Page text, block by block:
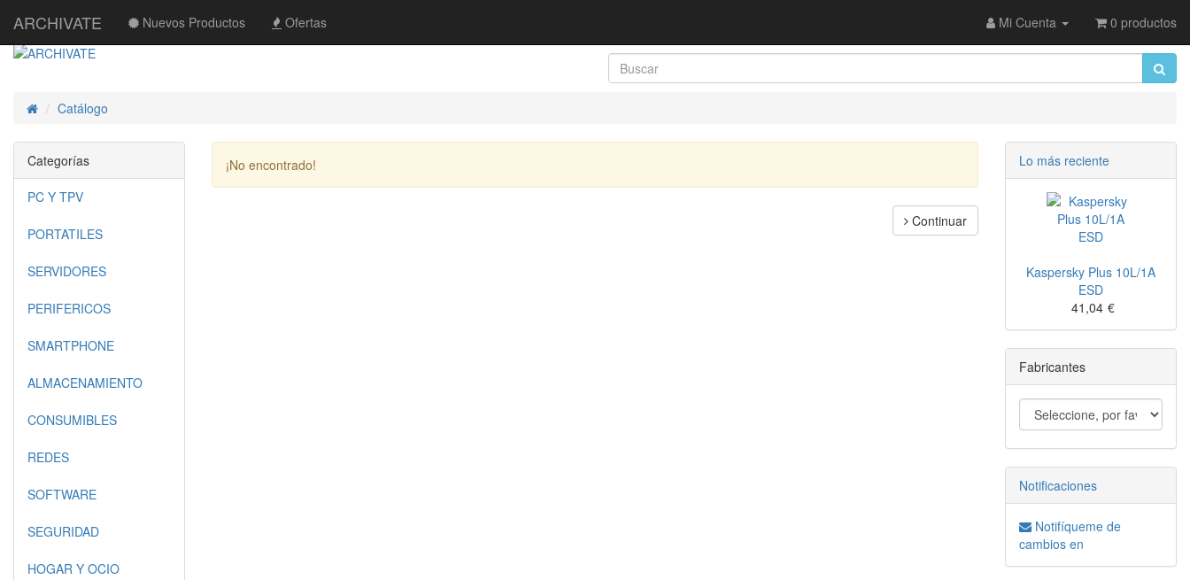
ARCHIVATE Nuevos Productos Ofertas Mi Cuenta 0 productos
InicioCatálogo
¡No encontrado!
Continuar
Categorías
PC Y TPV
PORTATILES
SERVIDORES
PERIFERICOS
SMARTPHONE
ALMACENAMIENTO
CONSUMIBLES
REDES
SOFTWARE
SEGURIDAD
HOGAR Y OCIO
Lo más reciente
Kaspersky Plus 10L/1A
ESD
41,04 €
Fabricantes
Notificaciones
Notifíqueme de
cambios en